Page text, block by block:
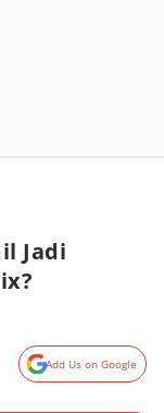
Jadi
Add Us on Google